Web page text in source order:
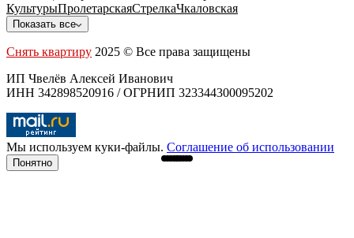
КультурыПролетарскаяСтрелкаЧкаловская
Показать все
Снять квартиру 2025 © Все права защищены
ИП Чвелёв Алексей Иванович
ИНН 342898520916 / ОГРНИП 323344300095202
Мы используем куки-файлы. Соглашение об использовании
Понятно